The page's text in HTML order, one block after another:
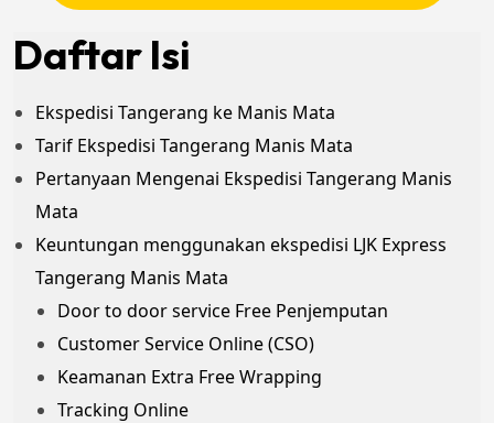
Daftar Isi
Ekspedisi Tangerang ke Manis Mata
Tarif Ekspedisi Tangerang Manis Mata
Pertanyaan Mengenai Ekspedisi Tangerang Manis
Mata
Keuntungan menggunakan ekspedisi LJK Express
Tangerang Manis Mata
Door to door service Free Penjemputan
Customer Service Online (CSO)
Keamanan Extra Free Wrapping
Tracking Online